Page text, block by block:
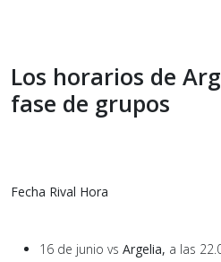
Los horarios de
fase de grupos
Fecha Rival Hora
16 de junio vs Argelia, a las